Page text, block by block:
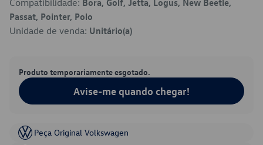
Compatibilidade: Bora, Golf, Jetta, Logus, New Beetle,
Passat, Pointer, Polo
Unidade de venda: Unitário(a)
Produto temporariamente esgotado.
Avise-me quando chegar!
Peça Original Volkswagen